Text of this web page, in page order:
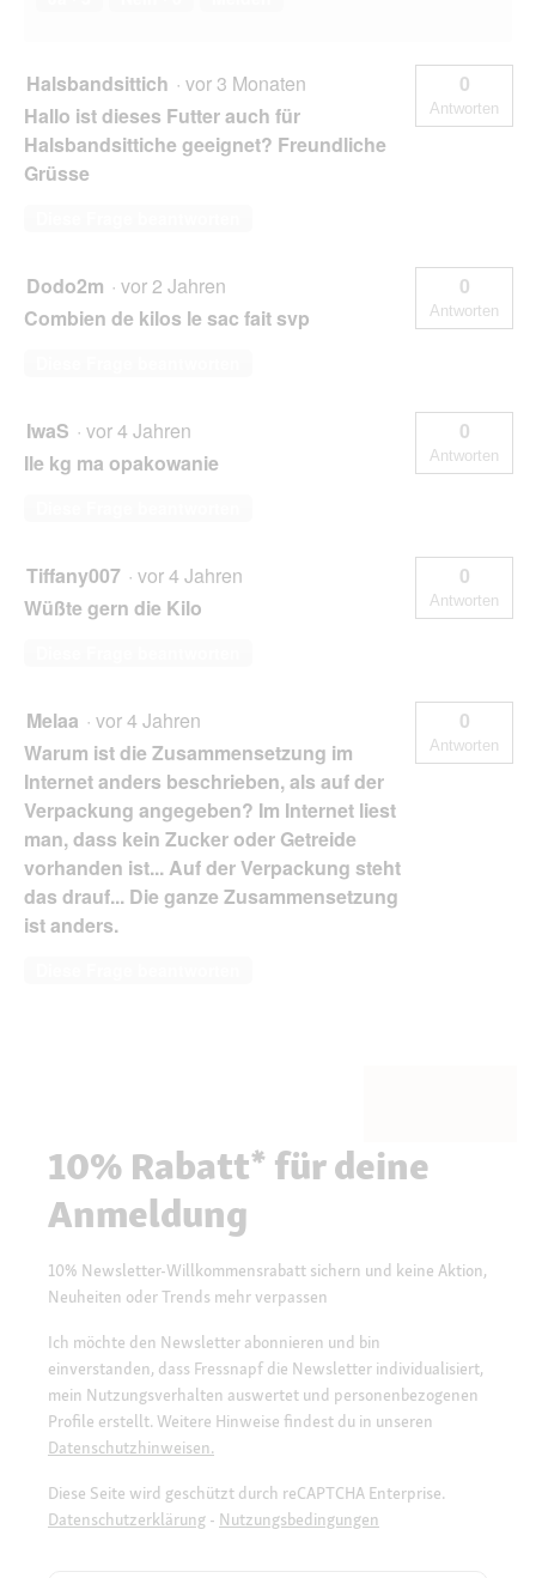
Halsbandsittich · vor 3 Monaten
Hallo ist dieses Futter auch für
Halsbandsittiche geeignet? Freundliche
Grüsse
0
Antworten
Dodo2m · vor 2 Jahren
Combien de kilos le sac fait svp
0
Antworten
IwaS · vor 4 Jahren
Ile kg ma opakowanie
0
Antworten
Tiffany007 · vor 4 Jahren
Wüßte gern die Kilo
0
Antworten
Melaa · vor 4 Jahren
Warum ist die Zusammensetzung im
Internet anders beschrieben, als auf der
Verpackung angegeben? Im Internet liest
man, dass kein Zucker oder Getreide
vorhanden ist... Auf der Verpackung steht
das drauf... Die ganze Zusammensetzung
ist anders.
0
Antworten
10% Rabatt* für deine
Anmeldung
10% Newsletter-Willkommensrabatt sichern und keine Aktion,
Neuheiten oder Trends mehr verpassen
Ich möchte den Newsletter abonnieren und bin
einverstanden, dass Fressnapf die Newsletter individualisiert,
mein Nutzungsverhalten auswertet und personenbezogenen
Profile erstellt. Weitere Hinweise findest du in unseren
Datenschutzhinweisen.
Diese Seite wird geschützt durch reCAPTCHA Enterprise.
Datenschutzerklärung - Nutzungsbedingungen